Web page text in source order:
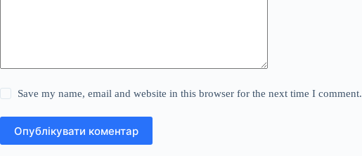
Save my name, email and website in this browser for the next time I comment.
Опублікувати коментар